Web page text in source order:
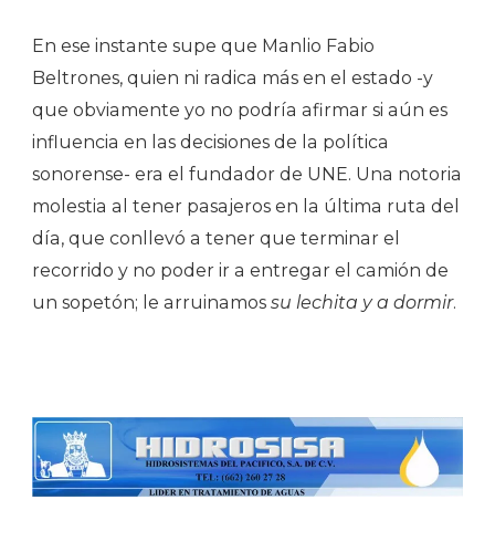
En ese instante supe que Manlio Fabio
Beltrones, quien ni radica más en el estado -y
que obviamente yo no podría afirmar si aún es
influencia en las decisiones de la política
sonorense- era el fundador de UNE. Una notoria
molestia al tener pasajeros en la última ruta del
día, que conllevó a tener que terminar el
recorrido y no poder ir a entregar el camión de
un sopetón; le arruinamos su lechita y a dormir.